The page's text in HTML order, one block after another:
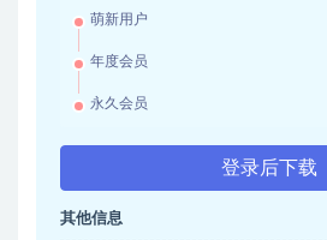
萌新用户
年度会员
永久会员
登录后下载
其他信息